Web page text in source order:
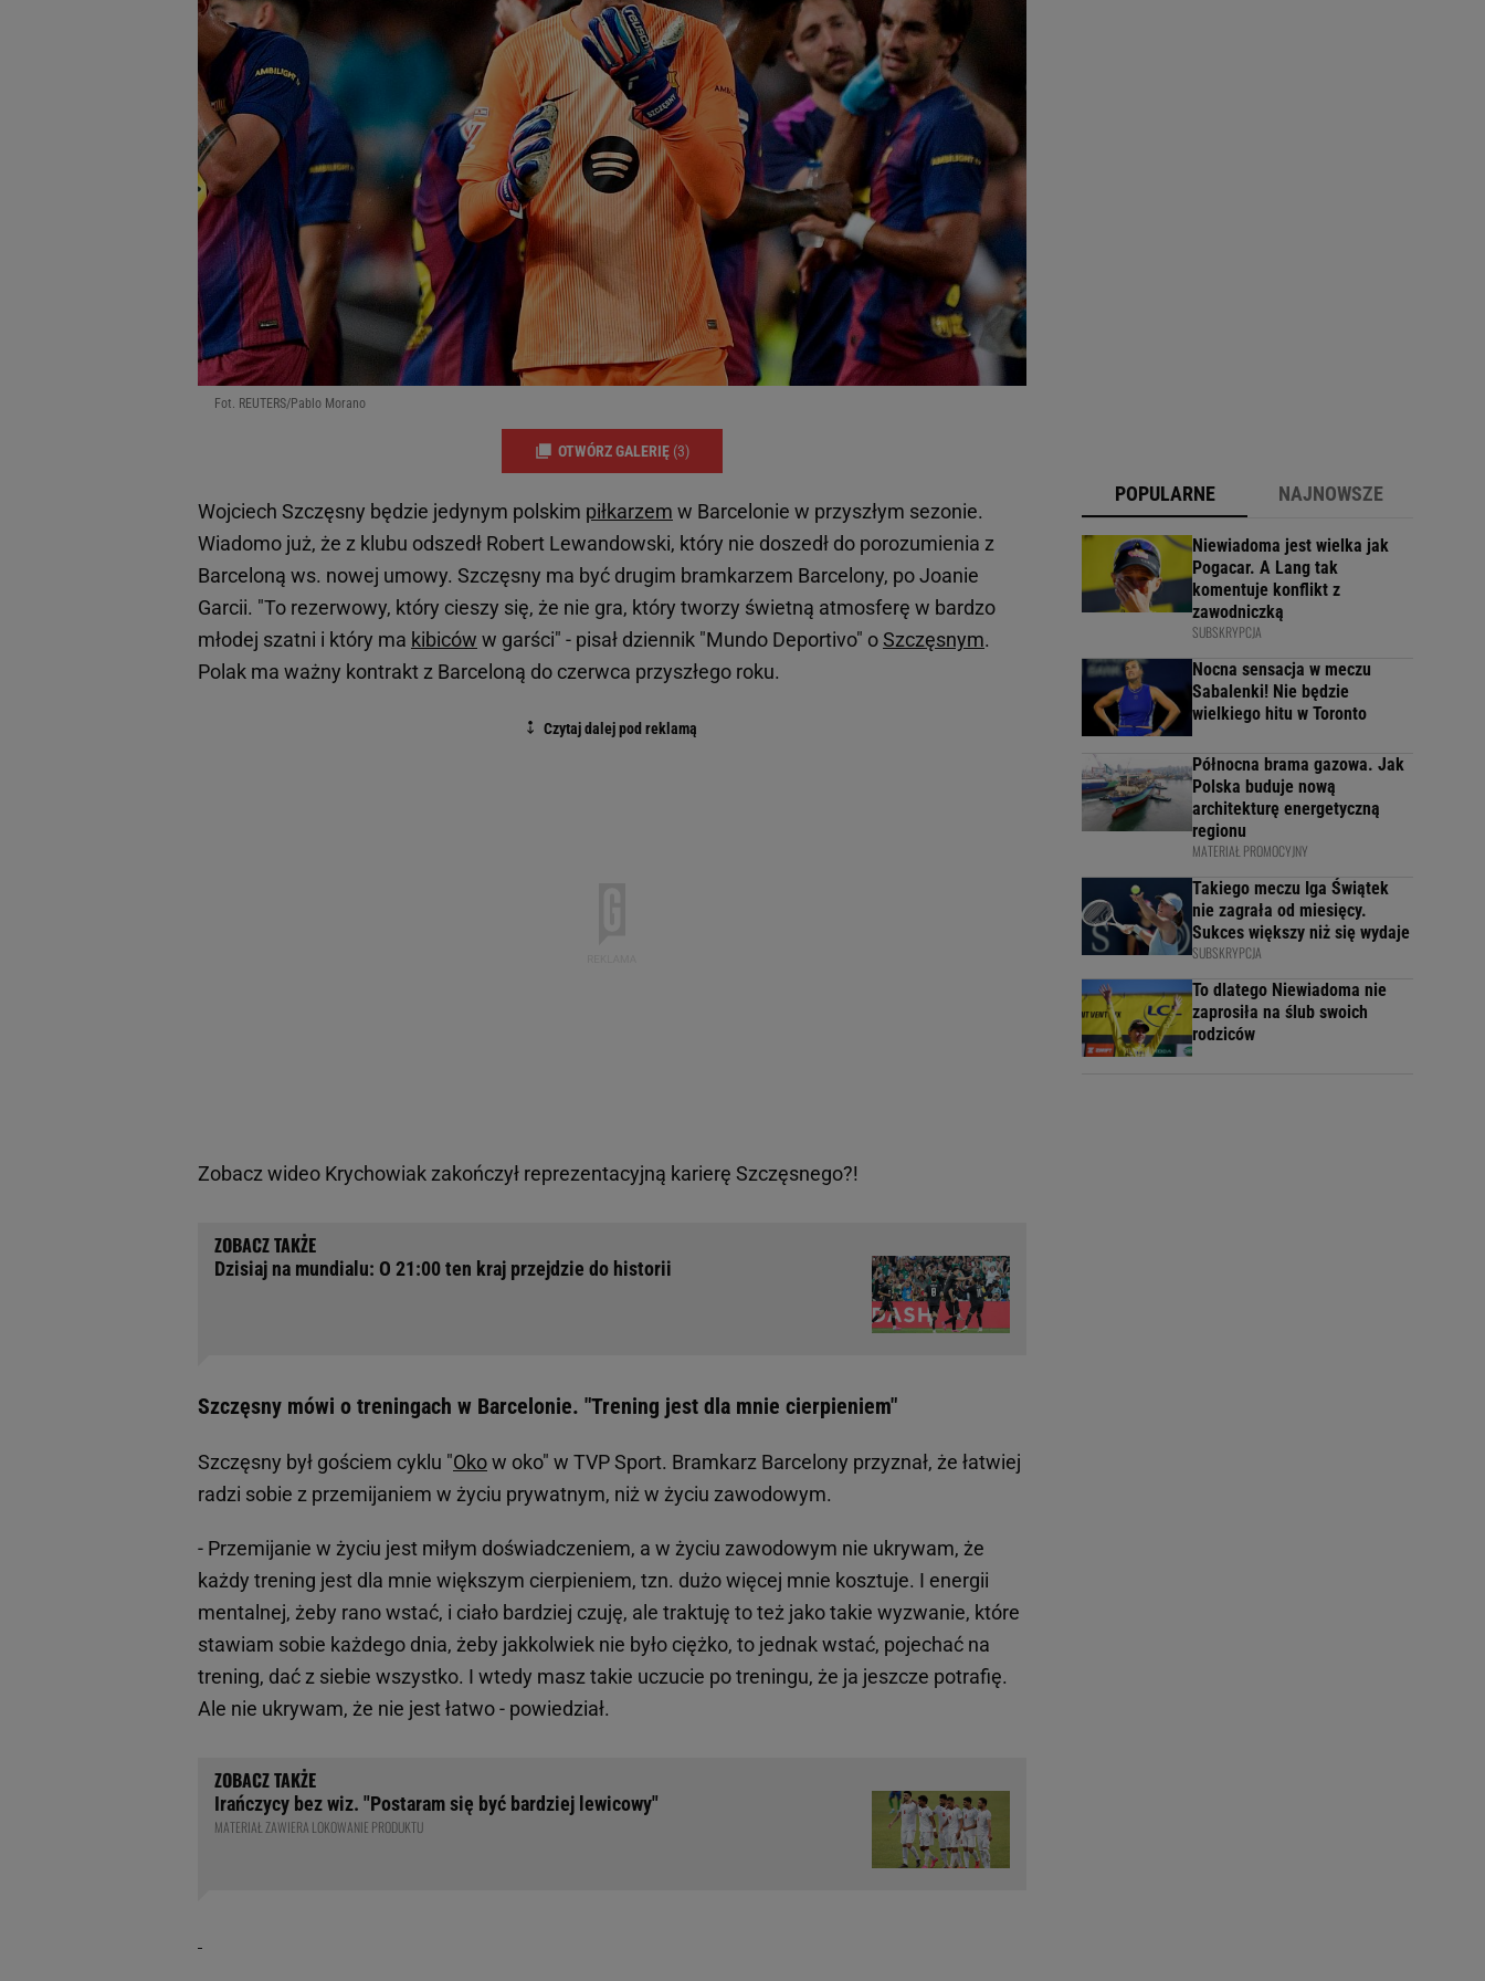
Fot. REUTERS/Pablo Morano
OTWÓRZ GALERIĘ (3)
Wojciech Szczęsny będzie jedynym polskim piłkarzem w Barcelonie w przyszłym sezonie.
Wiadomo już, że z klubu odszedł Robert Lewandowski, który nie doszedł do porozumienia z
Barceloną ws. nowej umowy. Szczęsny ma być drugim bramkarzem Barcelony, po Joanie
Garcii. "To rezerwowy, który cieszy się, że nie gra, który tworzy świetną atmosferę w bardzo
młodej szatni i który ma kibiców w garści" - pisał dziennik "Mundo Deportivo" oSzczęsnym.
Polak ma ważny kontrakt z Barceloną do czerwca przyszłego roku.
Zobacz wideo Krychowiak zakończył reprezentacyjną karierę Szczęsnego?!
Dzisiaj na mundialu: O 21:00 ten kraj przejdzie do historii
Szczęsny mówi o treningach w Barcelonie. "Trening jest dla mnie cierpieniem"
Szczęsny był gościem cyklu "Okow oko" w TVP Sport. Bramkarz Barcelony przyznał, że łatwiej
radzi sobie z przemijaniem w życiu prywatnym, niż w życiu zawodowym.
- Przemijanie w życiu jest miłym doświadczeniem, a w życiu zawodowym nie ukrywam, że
każdy trening jest dla mnie większym cierpieniem, tzn. dużo więcej mnie kosztuje. I energii
mentalnej, żeby rano wstać, i ciało bardziej czuję, ale traktuję to też jako takie wyzwanie, które
stawiam sobie każdego dnia, żeby jakkolwiek nie było ciężko, to jednak wstać, pojechać na
trening, dać z siebie wszystko. I wtedy masz takie uczucie po treningu, że ja jeszcze potrafię.
Ale nie ukrywam, że nie jest łatwo - powiedział.
Irańczycy bez wiz. "Postaram się być bardziej lewicowy"
MATERIAŁ ZAWIERA LOKOWANIE PRODUKTU
POPULARNE NAJNOWSZE
Niewiadoma jest wielka jak
Pogacar. A Lang tak
komentuje konflikt z
zawodniczką
SUBSKRYPCJA
Nocna sensacja w meczu
Sabalenki! Nie będzie
wielkiego hitu w Toronto
Północna brama gazowa. Jak
Polska buduje nową
architekturę energetyczną
regionu
MATERIAŁ PROMOCYJNY
Takiego meczu Iga Świątek
nie zagrała od miesięcy.
Sukces większy niż się wydaje
SUBSKRYPCJA
To dlatego Niewiadoma nie
zaprosiła na ślub swoich
rodziców